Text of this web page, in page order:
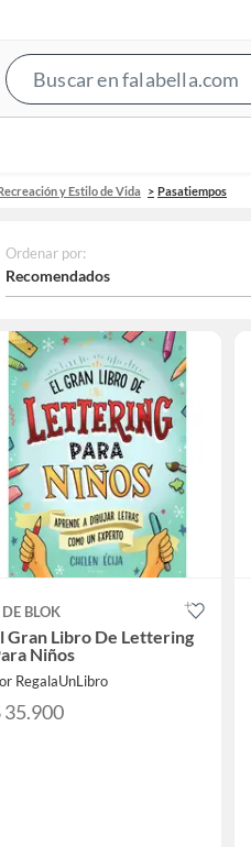
y Estilo de Vida Pasatiempos
Ordenar por:
Recomendados
DE BLOK
Gran Libro De Lettering
Niños
RegalaUnLibro
35.900